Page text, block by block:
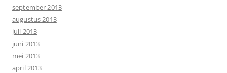
september 2013
augustus 2013
juli 2013
juni 2013
mei 2013
april 2013